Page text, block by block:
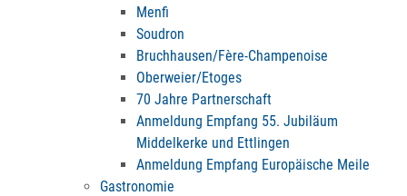
Menfi
Soudron
Bruchhausen/Fère-Champenoise
Oberweier/Etoges
70 Jahre Partnerschaft
Anmeldung Empfang 55. Jubiläum
Middelkerke und Ettlingen
Anmeldung Empfang Europäische Meile
Gastronomie